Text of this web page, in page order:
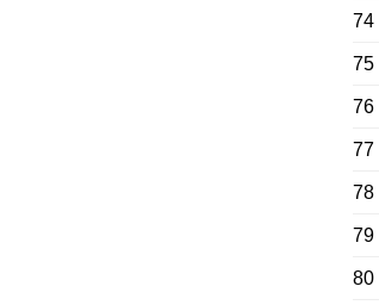
74
75
76
77
78
79
80